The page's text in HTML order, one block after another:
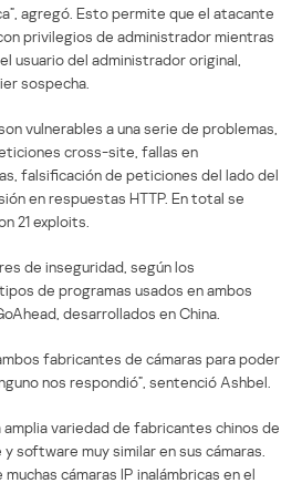
agregó. Esto permite que el atacante
privilegios de administrador mientras
usuario del administrador original,
sospecha.
vulnerables a una serie de problemas,
cross-site, fallas en
falsificación de peticiones del lado del
en respuestas HTTP. En total se
21 exploits.
de inseguridad, según los
de programas usados en ambos
desarrollados en China.
fabricantes de cámaras para poder
nos respondió”, sentenció Ashbel.
amplia variedad de fabricantes chinos de
software muy similar en sus cámaras.
cámaras IP inalámbricas en el